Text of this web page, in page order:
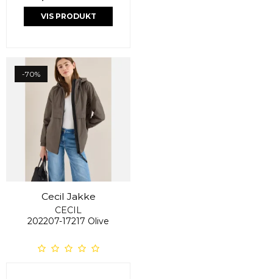
VIS PRODUKT
-70%
Cecil Jakke
CECIL
202207-17217 Olive